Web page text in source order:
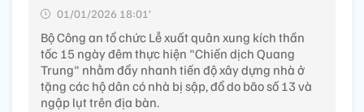
01/01/2026 18:01’
Bộ Công an tổ chức Lễ xuất quân xung kích thần
tốc 15 ngày đêm thực hiện "Chiến dịch Quang
Trung" nhằm đẩy nhanh tiến độ xây dựng nhà ở
tặng các hộ dân có nhà bị sập, đổ do bão số 13 và
ngập lụt trên địa bàn.